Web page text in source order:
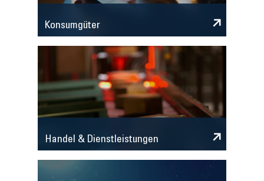
Konsumgüter
Handel & Dienstleistungen